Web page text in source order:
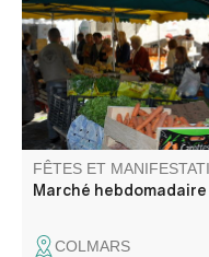
déco, cadeaux et
nombre d'exposants
FÊTES ET
Marché hebdomadaire
COLMARS